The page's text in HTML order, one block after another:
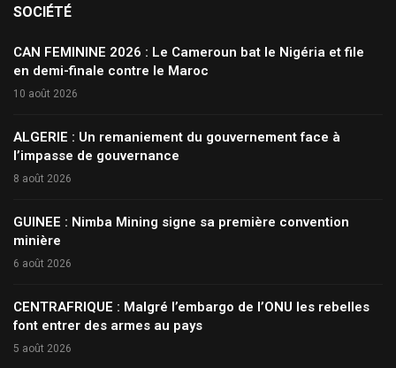
SOCIÉTÉ
CAN FEMININE 2026 : Le Cameroun bat le Nigéria et file
en demi-finale contre le Maroc
10 août 2026
ALGERIE : Un remaniement du gouvernement face à
l’impasse de gouvernance
8 août 2026
GUINEE : Nimba Mining signe sa première convention
minière
6 août 2026
CENTRAFRIQUE : Malgré l’embargo de l’ONU les rebelles
font entrer des armes au pays
5 août 2026